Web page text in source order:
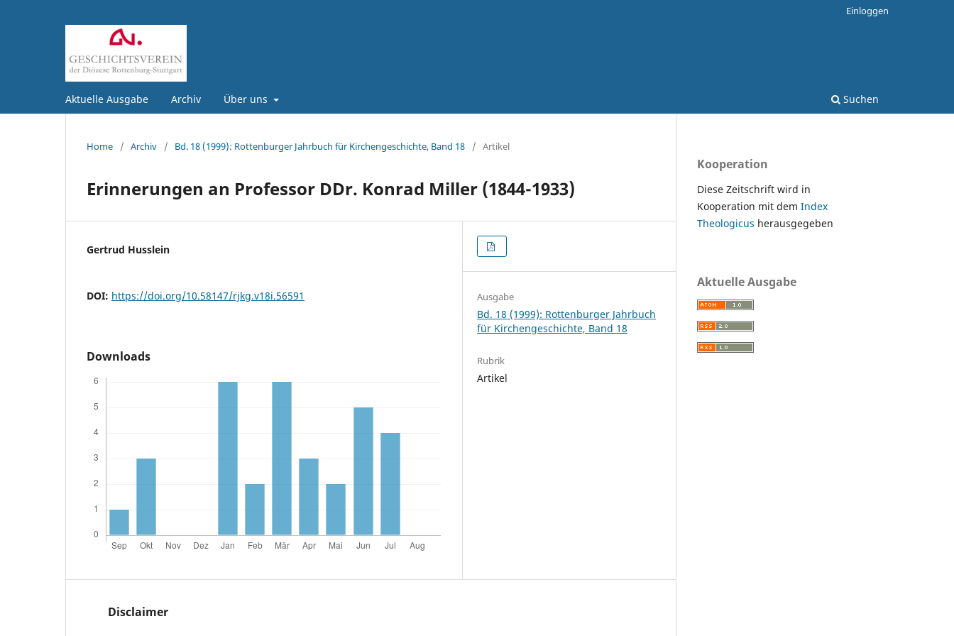
Aktuelle Ausgabe Archiv Über uns Suchen
Einloggen
Home / Archiv / Bd. 18 (1999): Rottenburger Jahrbuch für Kirchengeschichte, Band 18 / Artikel
Erinnerungen an Professor DDr. Konrad Miller (1844-1933)
Gertrud Husslein
DOI: https://doi.org/10.58147/rjkg.v18i.56591
Downloads
Ausgabe
Bd. 18 (1999): Rottenburger Jahrbuch
für Kirchengeschichte, Band 18
Rubrik
Artikel
Disclaimer
Kooperation
Diese Zeitschrift wird in
Kooperation mit dem Index
Theologicus herausgegeben
Aktuelle Ausgabe